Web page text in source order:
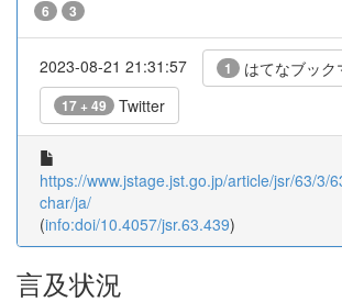
6 3
2023-08-21 21:31:57 1 はてなブック
17 + 49 Twitter
https://www.jstage.jst.go.jp/article/jsr/63/3/
char/ja/
(info:doi/10.4057/jsr.63.439)
言及状況